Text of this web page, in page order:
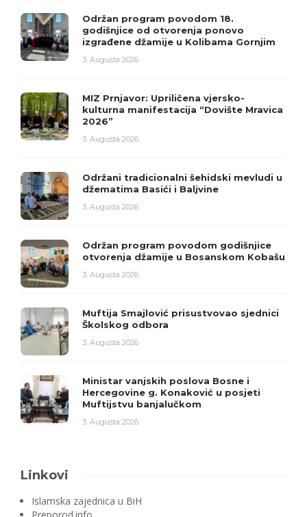
Održan program povodom 18.
godišnjice od otvorenja ponovo
izgrađene džamije u Kolibama Gornjim
3. Augusta 2026.
MIZ Prnjavor: Upriličena vjersko-
kulturna manifestacija “Dovište Mravica
2026”
3. Augusta 2026.
Održani tradicionalni šehidski mevludi u
džematima Basići i Baljvine
3. Augusta 2026.
Održan program povodom godišnjice
otvorenja džamije u Bosanskom Kobašu
3. Augusta 2026.
Muftija Smajlović prisustvovao sjednici
Školskog odbora
3. Augusta 2026.
Ministar vanjskih poslova Bosne i
Hercegovine g. Konaković u posjeti
Muftijstvu banjalučkom
3. Augusta 2026.
Linkovi
Islamska zajednica u BiH